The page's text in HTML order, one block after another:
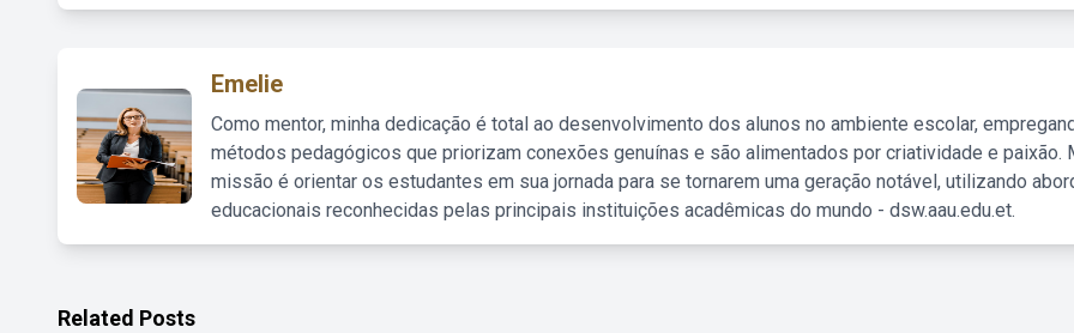
Emelie
Como mentor, minha dedicação é total ao desenvolvimento dos alunos no ambiente escolar,
métodos pedagógicos que priorizam conexões genuínas e são alimentados por criatividade e paixão.
missão é orientar os estudantes em sua jornada para se tornarem uma geração notável, utilizando
educacionais reconhecidas pelas principais instituições acadêmicas do mundo - dsw.aau.edu.et.
Related Posts